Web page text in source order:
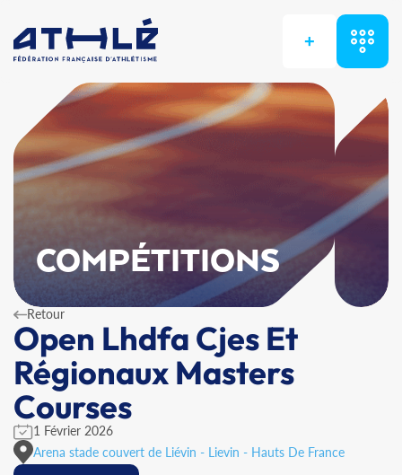
+
COMPÉTITIONS
Retour
Open Lhdfa Cjes Et
Régionaux Masters
Courses
1 Février 2026
Arena stade couvert de Liévin - Lievin - Hauts De France